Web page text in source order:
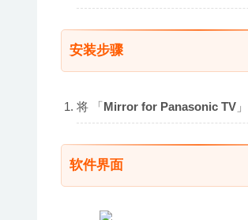
安装步骤
将 「Mirror for Panasonic TV
软件界面